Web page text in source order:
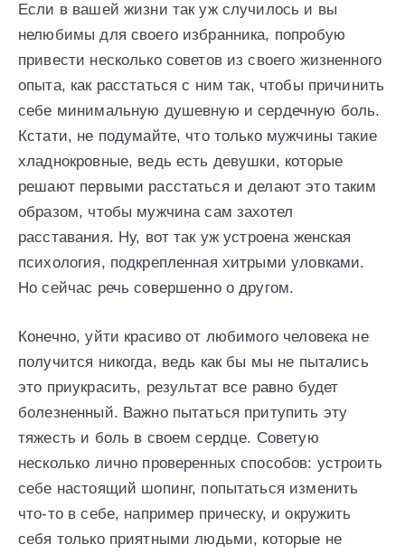
Если в вашей жизни так уж случилось и вы
нелюбимы для своего избранника, попробую
привести несколько советов из своего жизненного
опыта, как расстаться с ним так, чтобы причинить
себе минимальную душевную и сердечную боль.
Кстати, не подумайте, что только мужчины такие
хладнокровные, ведь есть девушки, которые
решают первыми расстаться и делают это таким
образом, чтобы мужчина сам захотел
расставания. Ну, вот так уж устроена женская
психология, подкрепленная хитрыми уловками.
Но сейчас речь совершенно о другом.
Конечно, уйти красиво от любимого человека не
получится никогда, ведь как бы мы не пытались
это приукрасить, результат все равно будет
болезненный. Важно пытаться притупить эту
тяжесть и боль в своем сердце. Советую
несколько лично проверенных способов: устроить
себе настоящий шопинг, попытаться изменить
что-то в себе, например прическу, и окружить
себя только приятными людьми, которые не